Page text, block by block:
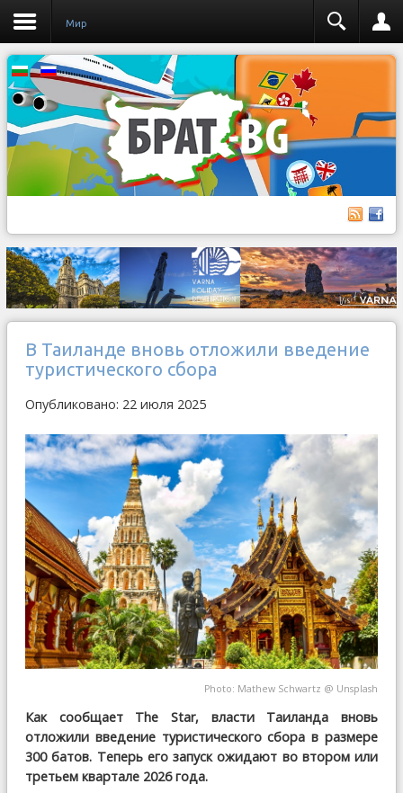
Мир
В Таиланде вновь отложили введение
туристического сбора
Опубликовано: 22 июля 2025
Photo: Mathew Schwartz @ Unsplash
Как сообщает The Star, власти Таиланда вновь
отложили введение туристического сбора в размере
300 батов. Теперь его запуск ожидают во втором или
третьем квартале 2026 года.